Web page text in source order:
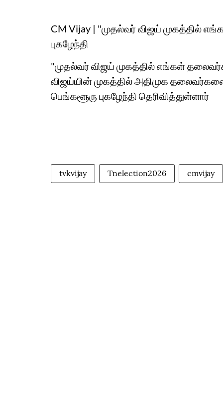
CM Vijay | "முதல்வர் விஜய் முகத்தில்
புகழேந்தி
"முதல்வர் விஜய் முகத்தில் எங்கள்
விஜய்யின் முகத்தில் அதிமுக தலைவர்களை
பெங்களூரு புகழேந்தி தெரிவித்துள்ளார்
tvkvijay Tnelection2026 cmvijay